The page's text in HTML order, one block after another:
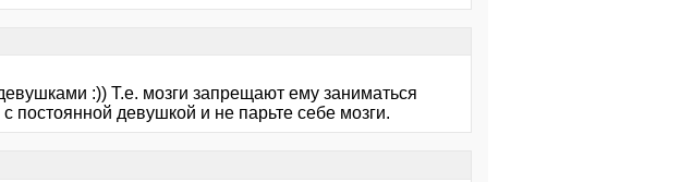
:)) Т.е. мозги запрещают ему заниматься
постоянной девушкой и не парьте себе мозги.